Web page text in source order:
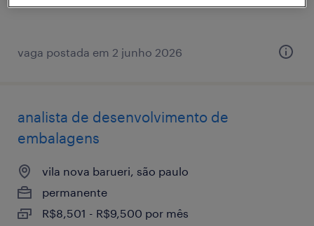
vaga postada em 2 junho 2026
analista de desenvolvimento de
embalagens
vila nova barueri, são paulo
permanente
R$8,501 - R$9,500 por mês